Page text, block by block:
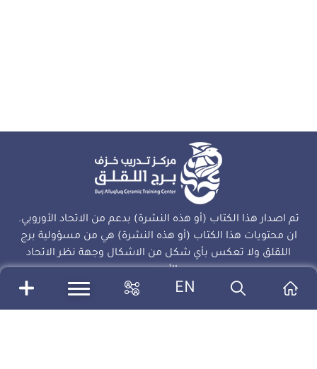
تم اصدار هذا الكتاب (أو هذه النشرة) بدعم من الاتحاد الأوروبي.
ان محتويات هذا الكتاب (أو هذه النشرة) هي من مسؤولية برج
اللقلق ولا تعكس بأي شكل من الاشكال وجهة نظر الاتحاد
الأوروبي.
EN